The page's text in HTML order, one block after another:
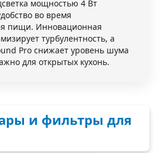
мощностью 4 Вт
во время
пищи. Инновационная
турбулентность, а
Pro снижает уровень шума
для открытых кухонь.
и фильтры для